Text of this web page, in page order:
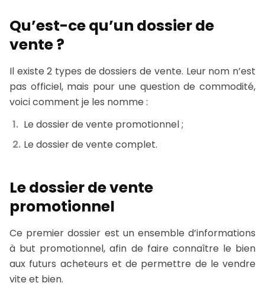
Qu’est-ce qu’un dossier de
vente ?
Il existe 2 types de dossiers de vente. Leur nom n’est
pas officiel, mais pour une question de commodité,
voici comment je les nomme :
Le dossier de vente promotionnel ;
Le dossier de vente complet.
Le dossier de vente
promotionnel
Ce premier dossier est un ensemble d’informations
à but promotionnel, afin de faire connaître le bien
aux futurs acheteurs et de permettre de le vendre
vite et bien.